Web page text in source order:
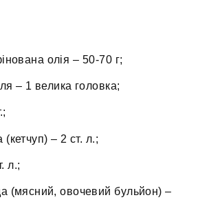
олія – 50-70 г;
– 1 велика головка;
(кетчуп) – 2 ст. л.;
л.;
(мясний, овочевий бульйон) –